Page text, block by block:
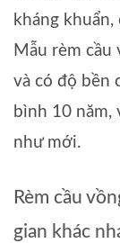
kháng khuẩn,
Mẫu rèm cầu
và có độ bền
bình 10 năm,
như mới.
Rèm cầu
gian khác